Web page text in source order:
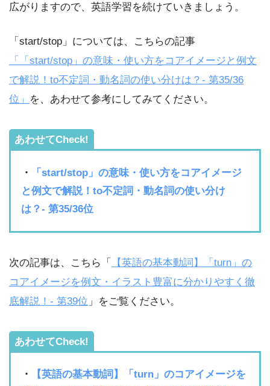
広がりますので、英語学習を続けていきましょう。
「start/stop」については、こちらの記事
「「start/stop」の意味・使い方をコアイメージと例文
で解説！to不定詞・動名詞の使い分けは？- 第35/36
位」
を、あわせて参考にしてみてください。
あわせてCheck!
・
「start/stop」の意味・使い方をコアイメージ
と例文で解説！to不定詞・動名詞の使い分け
は？- 第35/36位
次の記事は、こちら「
【英語の基本動詞】「turn」の
コアイメージを例文・イラスト豊富に分かりやすく徹
底解説！- 第39位 」をご覧ください。
あわせてCheck!
・
【英語の基本動詞】「turn」のコアイメージを